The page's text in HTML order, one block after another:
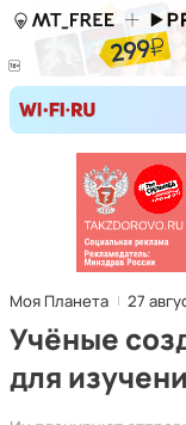
Моя Планета 27
Учёные
для